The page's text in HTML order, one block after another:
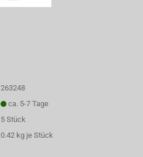
263248
ca. 5-7 Tage
5Stück
0.42 kg je Stück